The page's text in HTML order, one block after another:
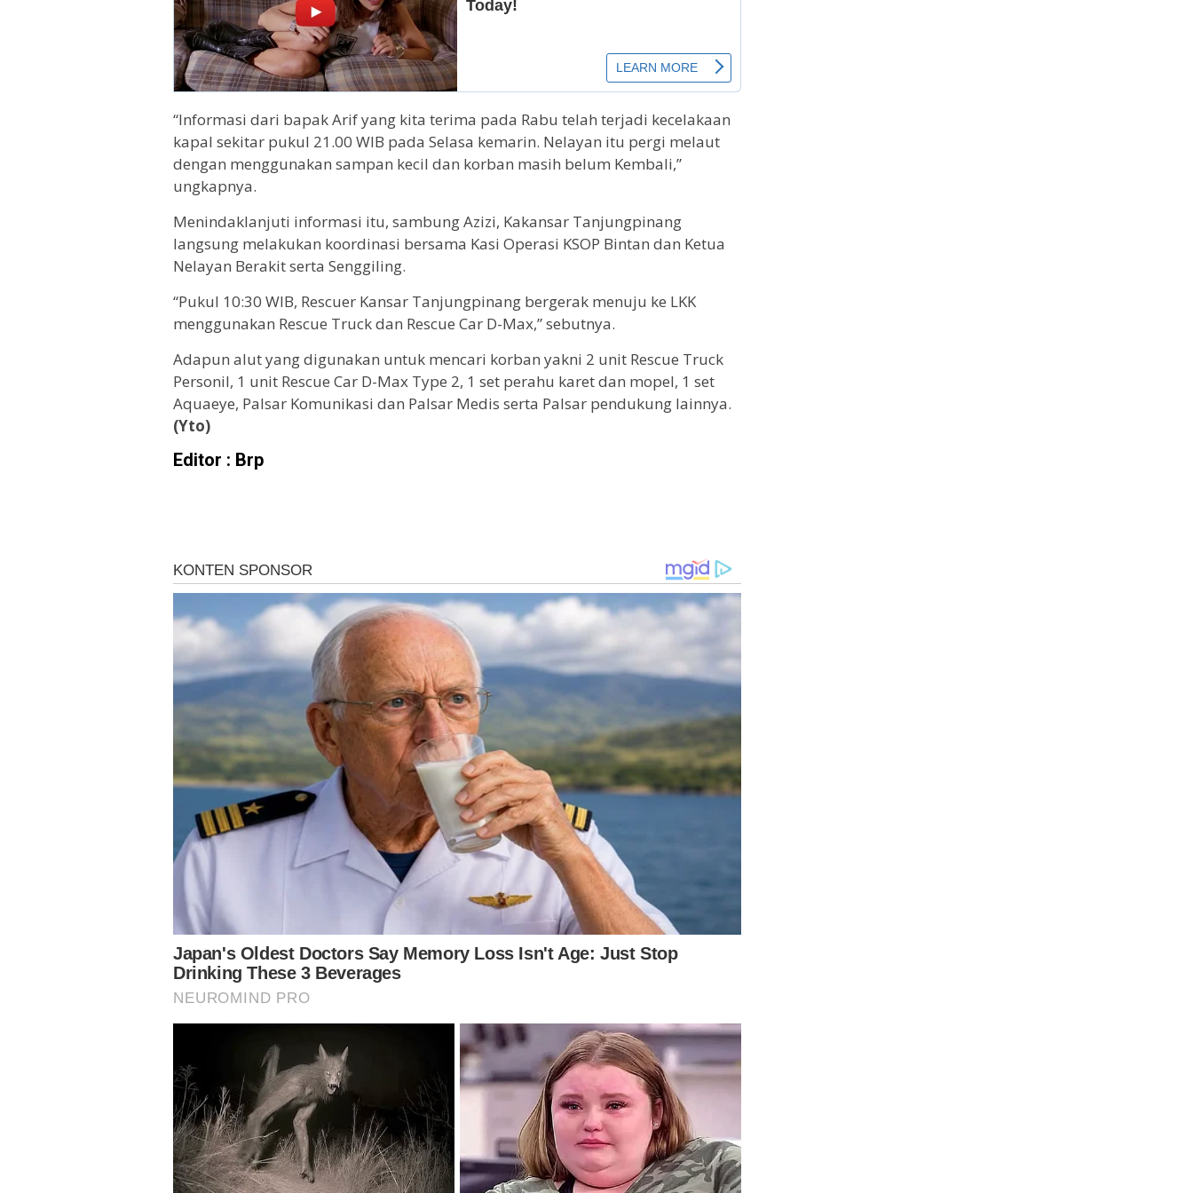
“Informasi dari bapak Arif yang kita terima pada Rabu telah terjadi kecelakaan
kapal sekitar pukul 21.00 WIB pada Selasa kemarin. Nelayan itu pergi melaut
dengan menggunakan sampan kecil dan korban masih belum Kembali,”
ungkapnya.
Menindaklanjuti informasi itu, sambung Azizi, Kakansar Tanjungpinang
langsung melakukan koordinasi bersama Kasi Operasi KSOP Bintan dan Ketua
Nelayan Berakit serta Senggiling.
“Pukul 10:30 WIB, Rescuer Kansar Tanjungpinang bergerak menuju ke LKK
menggunakan Rescue Truck dan Rescue Car D-Max,” sebutnya.
Adapun alut yang digunakan untuk mencari korban yakni 2 unit Rescue Truck
Personil, 1 unit Rescue Car D-Max Type 2, 1 set perahu karet dan mopel, 1 set
Aquaeye, Palsar Komunikasi dan Palsar Medis serta Palsar pendukung lainnya.
(Yto)
Editor : Brp